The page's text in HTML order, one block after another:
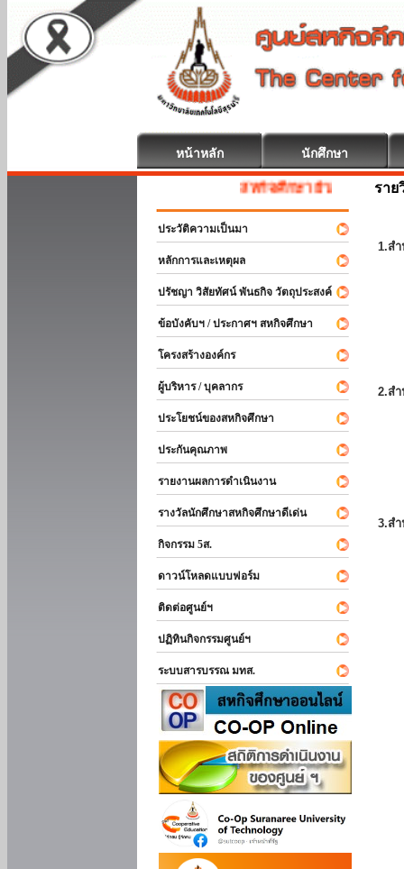
หน้าหลัก นักศึกษา
สหกิจศึกษา ยินดีต้อนรับ
ประวัติความเป็นมา
หลักการและเหตุผล
ปรัชญา วิสัยทัศน์ พันธกิจ วัตถุประสงค์
ข้อบังคับฯ / ประกาศฯ สหกิจศึกษา
โครงสร้างองค์กร
ผู้บริหาร / บุคลากร
ประโยชน์ของสหกิจศึกษา
ประกันคุณภาพ
รายงานผลการดำเนินงาน
รางวัลนักศึกษาสหกิจศึกษาดีเด่น
กิจกรรม 5ส.
ดาวน์โหลดแบบฟอร์ม
ติดต่อศูนย์ฯ
ปฏิทินกิจกรรมศูนย์ฯ
ระบบสารบรรณ มทส.
ราย
1.ส
2.ส
3.ส